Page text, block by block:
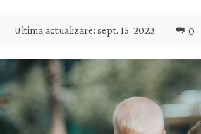
Ultima actualizare: sept. 15, 2023 0